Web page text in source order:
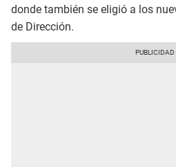
donde también se eligió a los
de Dirección.